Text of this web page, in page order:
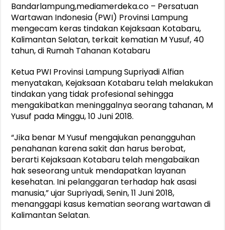
Purnama Wulan Sari Mirza Buka SiSeSa Roadshow Lampung
Bandarlampung,mediamerdeka.co – Persatuan
Wartawan Indonesia (PWI) Provinsi Lampung
mengecam keras tindakan Kejaksaan Kotabaru,
Kalimantan Selatan, terkait kematian M Yusuf, 40
tahun, di Rumah Tahanan Kotabaru
Ketua PWI Provinsi Lampung Supriyadi Alfian
menyatakan, Kejaksaan Kotabaru telah melakukan
tindakan yang tidak profesional sehingga
mengakibatkan meninggalnya seorang tahanan, M
Yusuf pada Minggu, 10 Juni 2018.
“Jika benar M Yusuf mengajukan penangguhan
penahanan karena sakit dan harus berobat,
berarti Kejaksaan Kotabaru telah mengabaikan
hak seseorang untuk mendapatkan layanan
kesehatan. Ini pelanggaran terhadap hak asasi
manusia,” ujar Supriyadi, Senin, 11 Juni 2018,
menanggapi kasus kematian seorang wartawan di
Kalimantan Selatan.